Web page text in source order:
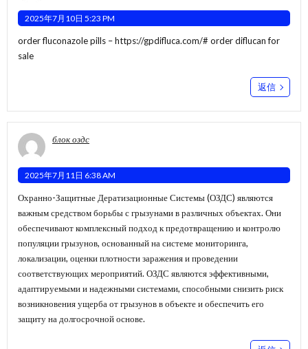
2025年7月10日 5:23 PM
order fluconazole pills –https://gpdifluca.com/# order diflucan for
sale
返信
блок оздс
2025年7月11日 6:38 AM
Охранно-Защитные Дератизационные Системы (ОЗДС) являются
важным средством борьбы с грызунами в различных объектах. Они
обеспечивают комплексный подход к предотвращению и контролю
популяции грызунов, основанный на системе мониторинга,
локализации, оценки плотности заражения и проведении
соответствующих мероприятий. ОЗДС являются эффективными,
адаптируемыми и надежными системами, способными снизить риск
возникновения ущерба от грызунов в объекте и обеспечить его
защиту на долгосрочной основе.